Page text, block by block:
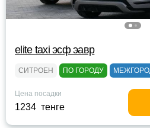
elite taxi эсф эавр
СИТРОЕН ПО ГОРОДУ
Цена посадки
1234 тенге